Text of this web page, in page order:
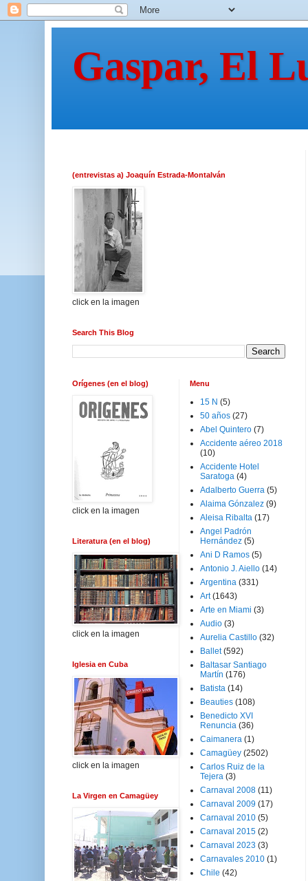
Gaspar, El
(entrevistas a) Joaquín Estrada-Montalván
click en la imagen
Search This Blog
Orígenes (en el blog)
click en la imagen
Literatura (en el blog)
click en la imagen
Iglesia en Cuba
click en la imagen
La Virgen en Camagüey
Menu
15 N (5)
50 años (27)
Abel Quintero (7)
Accidente aéreo 2018
(10)
Accidente Hotel
Saratoga (4)
Adalberto Guerra (5)
Alaima Gónzalez (9)
Aleisa Ribalta (17)
Angel Padrón
Hernández (5)
Ani D Ramos (5)
Antonio J. Aiello (14)
Argentina (331)
Art (1643)
Arte en Miami (3)
Audio (3)
Aurelia Castillo (32)
Ballet (592)
Baltasar Santiago
Martín (176)
Batista (14)
Beauties (108)
Benedicto XVI
Renuncia (36)
Caimanera (1)
Camagüey (2502)
Carlos Ruiz de la
Tejera (3)
Carnaval 2008 (11)
Carnaval 2009 (17)
Carnaval 2010 (5)
Carnaval 2015 (2)
Carnaval 2023 (3)
Carnavales 2010 (1)
Chile (42)